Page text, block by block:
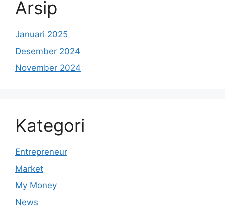
Arsip
Januari 2025
Desember 2024
November 2024
Kategori
Entrepreneur
Market
My Money
News